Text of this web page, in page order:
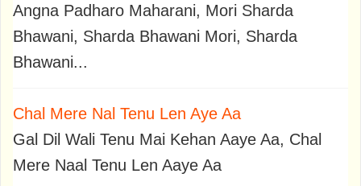
Angna Padharo Maharani, Mori Sharda
Bhawani, Sharda Bhawani Mori, Sharda
Bhawani...
Chal Mere Nal Tenu Len Aye Aa
Gal Dil Wali Tenu Mai Kehan Aaye Aa, Chal
Mere Naal Tenu Len Aaye Aa